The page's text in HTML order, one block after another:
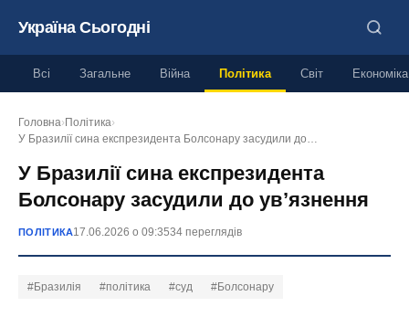
Україна Сьогодні
Всі Загальне Війна Політика Світ Економіка
Головна› Політика›
У Бразилії сина експрезидента Болсонару засудили до…
У Бразилії сина експрезидента
Болсонару засудили до ув’язнення
ПОЛІТИКА17.06.2026 о 09:3534 переглядів
#Бразилія #політика #суд #Болсонару